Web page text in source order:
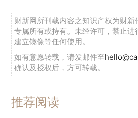
财新网所刊载内容之知识产权为财新
专属所有或持有。未经许可，禁止进
建立镜像等任何使用。
如有意愿转载，请发邮件至
确认及授权后，方可转载。
推荐阅读